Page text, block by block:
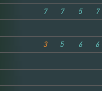
7 7 5 7
3 5 6 6